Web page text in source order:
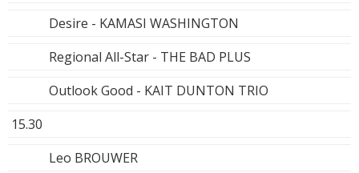
Desire - KAMASI WASHINGTON
Regional All-Star - THE BAD PLUS
Outlook Good - KAIT DUNTON TRIO
15.30
Leo BROUWER